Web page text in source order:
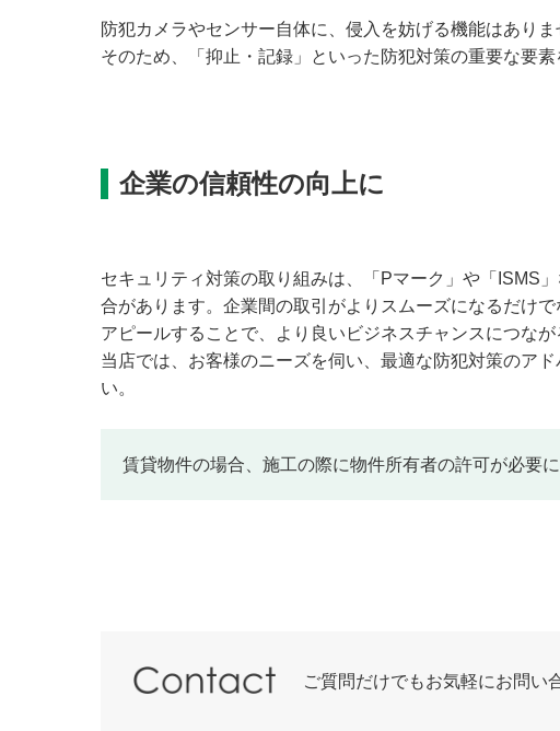
防犯カメラやセンサー自体に、侵入を妨げる機能はあり
そのため、「抑止・記録」といった防犯対策の重要な要素
企業の信頼性の向上に
セキュリティ対策の取り組みは、「Pマーク」や「ISMS
合があります。企業間の取引がよりスムーズになるだけ
アピールすることで、より良いビジネスチャンスにつなが
当店では、お客様のニーズを伺い、最適な防犯対策のア
い。
賃貸物件の場合、施工の際に物件所有者の許可が必要
ご質問だけでもお気軽にお問い